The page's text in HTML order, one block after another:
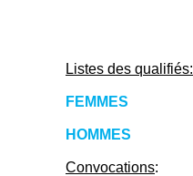
Listes des qualifiés:
FEMMES
HOMMES
Convocations: